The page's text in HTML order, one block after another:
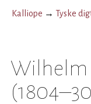
Kalliope → Tyske
Wilhelm